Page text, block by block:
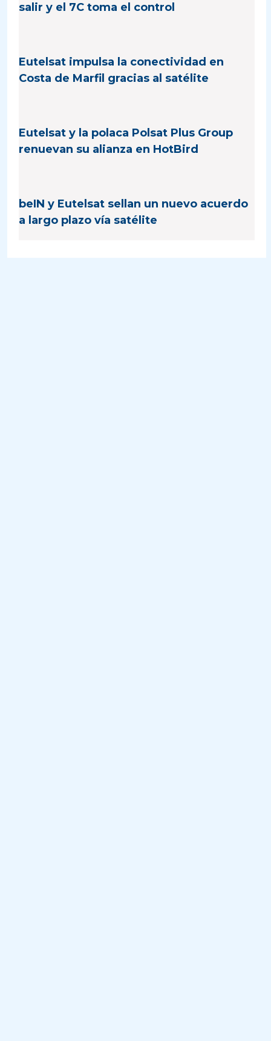
salir y el 7C toma el control
Eutelsat impulsa la conectividad en
Costa de Marfil gracias al satélite
Eutelsat y la polaca Polsat Plus Group
renuevan su alianza en HotBird
beIN y Eutelsat sellan un nuevo acuerdo
a largo plazo vía satélite